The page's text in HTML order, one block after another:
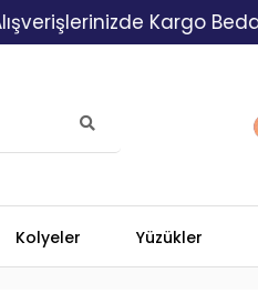
Kargo Bedava!
Kolyeler Yüzükler